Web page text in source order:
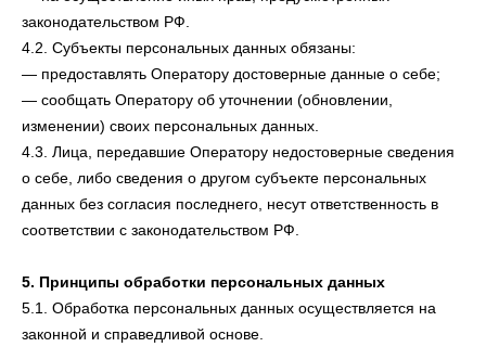
законодательством РФ.
4.2. Субъекты персональных данных обязаны:
— предоставлять Оператору достоверные данные о себе;
— сообщать Оператору об уточнении (обновлении,
изменении) своих персональных данных.
4.3. Лица, передавшие Оператору недостоверные сведения
о себе, либо сведения о другом субъекте персональных
данных без согласия последнего, несут ответственность в
соответствии с законодательством РФ.
5. Принципы обработки персональных данных
5.1. Обработка персональных данных осуществляется на
законной и справедливой основе.